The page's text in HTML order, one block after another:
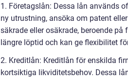
1. Företagslån: Dessa lån används
ny utrustning, ansöka om patent
säkrade eller osäkrade, beroende
längre löptid och kan ge flexibilitet
2. Kreditlån: Kreditlån för enskilda
kortsiktiga likviditetsbehov. Dessa